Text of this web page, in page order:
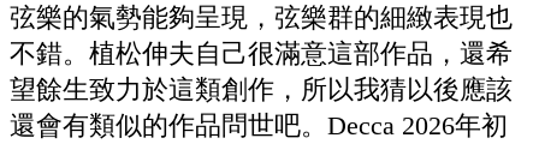
弦樂的氣勢能夠呈現，弦樂群的細緻表現也
不錯。植松伸夫自己很滿意這部作品，還希
望餘生致力於這類創作，所以我猜以後應該
還會有類似的作品問世吧。Decca 2026年初